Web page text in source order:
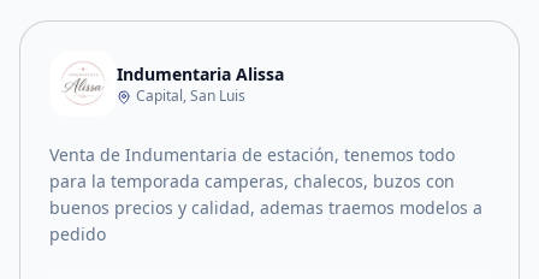
Indumentaria Alissa
Capital, San Luis
Venta de Indumentaria de estación, tenemos todo
para la temporada camperas, chalecos, buzos con
buenos precios y calidad, ademas traemos modelos a
pedido